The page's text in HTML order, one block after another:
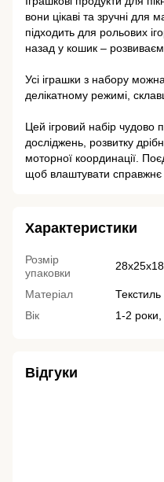
вони цікаві та зручні для
підходить для рольових
назад у кошик –
Усі іграшки з набору
делікатному режимі,
Цей ігровий набір чудово
досліджень, розвитку
моторної координації.
щоб влаштувати справжнє
Характеристики
Розмір
упаковки
Матеріал
Текстиль
Вік
1-2
Відгуки